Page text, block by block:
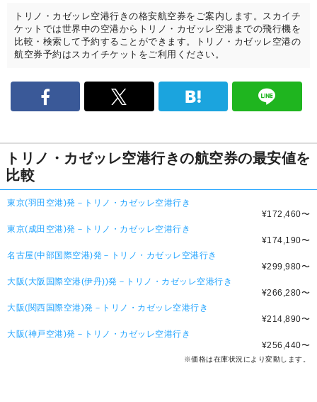
トリノ・カゼッレ空港行きの格安航空券をご案内します。スカイチ
ケットでは世界中の空港からトリノ・カゼッレ空港までの飛行機を
比較・検索して予約することができます。トリノ・カゼッレ空港の
航空券予約はスカイチケットをご利用ください。
トリノ・カゼッレ空港行きの航空券の最安値を
比較
東京(羽田空港)発－トリノ・カゼッレ空港行き
¥172,460〜
東京(成田空港)発－トリノ・カゼッレ空港行き
¥174,190〜
名古屋(中部国際空港)発－トリノ・カゼッレ空港行き
¥299,980〜
大阪(大阪国際空港(伊丹))発－トリノ・カゼッレ空港行き
¥266,280〜
大阪(関西国際空港)発－トリノ・カゼッレ空港行き
¥214,890〜
大阪(神戸空港)発－トリノ・カゼッレ空港行き
¥256,440〜
※価格は在庫状況により変動します。